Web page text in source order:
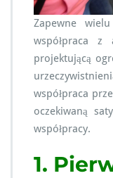
Zapewne
współpraca
projektującą
współpraca
oczekiwaną
współpracy.
1.